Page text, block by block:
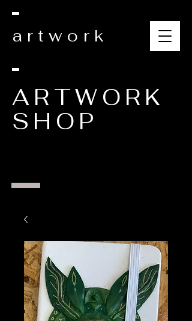
artwork
ARTWORK
SHOP